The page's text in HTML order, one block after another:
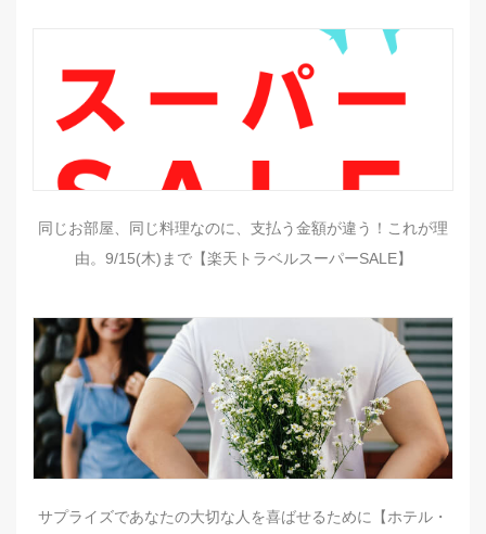
同じお部屋、同じ料理なのに、支払う金額が違う！これが理
由。9/15(木)まで【楽天トラベルスーパーSALE】
サプライズであなたの大切な人を喜ばせるために【ホテル・